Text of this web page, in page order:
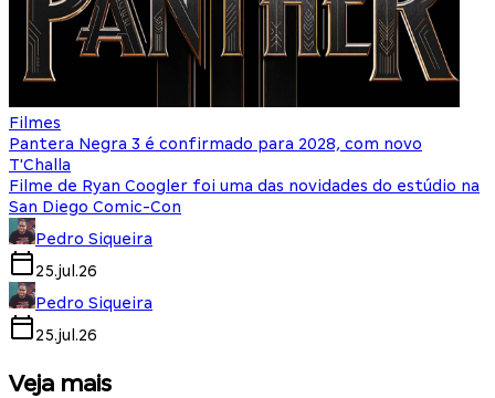
Filmes
Pantera Negra 3 é confirmado para 2028, com novo
T'Challa
Filme de Ryan Coogler foi uma das novidades do estúdio na
San Diego Comic-Con
Pedro Siqueira
25.jul.26
Pedro Siqueira
25.jul.26
Veja mais